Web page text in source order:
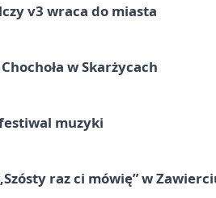
v3 wraca do miasta
w Skarżycach
muzyki
raz ci mówię” w